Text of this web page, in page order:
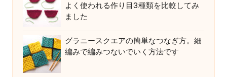
よく使われる作り目3種類を比較してみ
ました
グラニースクエアの簡単なつなぎ方。細
編みで編みつないでいく方法です